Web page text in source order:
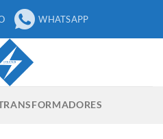
WHATSAPP